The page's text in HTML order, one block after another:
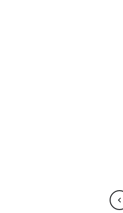
Лицензия